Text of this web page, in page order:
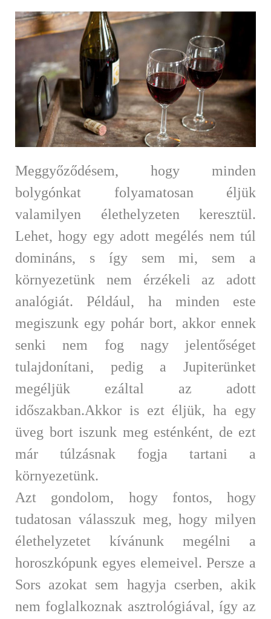
Meggyőződésem, hogy minden
bolygónkat folyamatosan éljük
valamilyen élethelyzeten keresztül.
Lehet, hogy egy adott megélés nem túl
domináns, s így sem mi, sem a
környezetünk nem érzékeli az adott
analógiát. Például, ha minden este
megiszunk egy pohár bort, akkor ennek
senki nem fog nagy jelentőséget
tulajdonítani, pedig a Jupiterünket
megéljük ezáltal az adott
időszakban.Akkor is ezt éljük, ha egy
üveg bort iszunk meg esténként, de ezt
már túlzásnak fogja tartani a
környezetünk.
Azt gondolom, hogy fontos, hogy
tudatosan válasszuk meg, hogy milyen
élethelyzetet kívánunk megélni a
horoszkópunk egyes elemeivel. Persze a
Sors azokat sem hagyja cserben, akik
nem foglalkoznak asztrológiával, így az